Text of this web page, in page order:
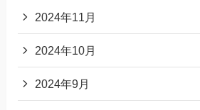
2024年11月
2024年10月
2024年9月